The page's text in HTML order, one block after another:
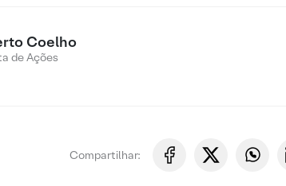
Coelho
de Ações
Compartilhar: